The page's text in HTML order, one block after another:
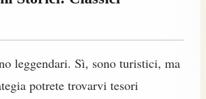
leggendari. Sì, sono turistici, ma
potrete trovarvi tesori